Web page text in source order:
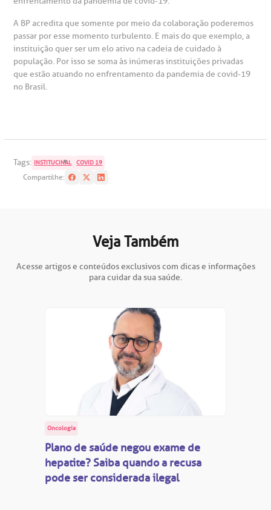
Saiba mais
São Paulo - SP
de órgãos
de cuidado
A BP acredita que somente por meio da colaboração poderemos
passar por esse momento turbulento. E mais do que exemplo, a
instituição quer ser um elo ativo na cadeia de cuidado à
população. Por isso se soma às inúmeras instituições privadas
que estão atuando no enfrentamento da pandemia de covid-19
no Brasil.
Tags: INSTITUCINAL COVID 19
Compartilhe:
Veja Também
Acesse artigos e conteúdos exclusivos com dicas e informações
para cuidar da sua saúde.
Oncologia
Plano de saúde negou exame de
hepatite? Saiba quando a recusa
pode ser considerada ilegal